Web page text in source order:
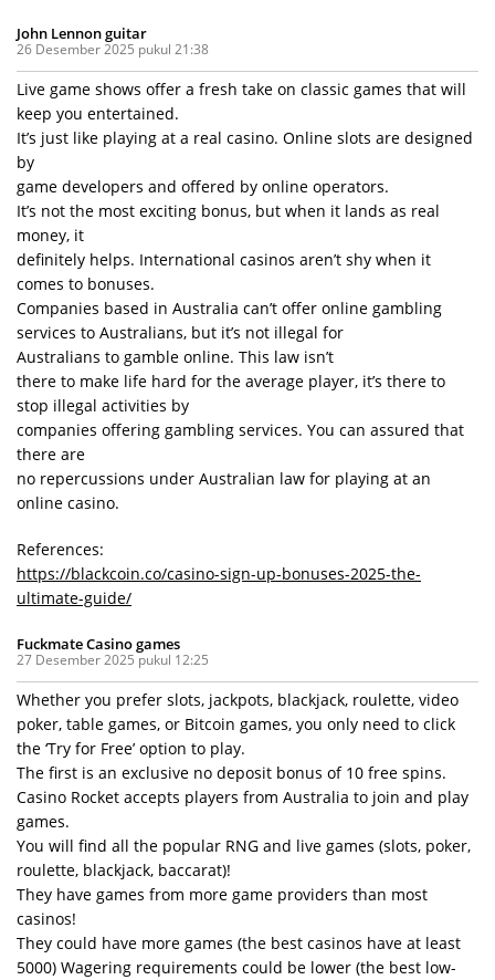
John Lennon guitar
26 Desember 2025 pukul 21:38
Live game shows offer a fresh take on classic games that will
keep you entertained.
It’s just like playing at a real casino. Online slots are designed
by
game developers and offered by online operators.
It’s not the most exciting bonus, but when it lands as real
money, it
definitely helps. International casinos aren’t shy when it
comes to bonuses.
Companies based in Australia can’t offer online gambling
services to Australians, but it’s not illegal for
Australians to gamble online. This law isn’t
there to make life hard for the average player, it’s there to
stop illegal activities by
companies offering gambling services. You can assured that
there are
no repercussions under Australian law for playing at an
online casino.
References:
https://blackcoin.co/casino-sign-up-bonuses-2025-the-
ultimate-guide/
Fuckmate Casino games
27 Desember 2025 pukul 12:25
Whether you prefer slots, jackpots, blackjack, roulette, video
poker, table games, or Bitcoin games, you only need to click
the ‘Try for Free’ option to play.
The first is an exclusive no deposit bonus of 10 free spins.
Casino Rocket accepts players from Australia to join and play
games.
You will find all the popular RNG and live games (slots, poker,
roulette, blackjack, baccarat)!
They have games from more game providers than most
casinos!
They could have more games (the best casinos have at least
5000) Wagering requirements could be lower (the best low-